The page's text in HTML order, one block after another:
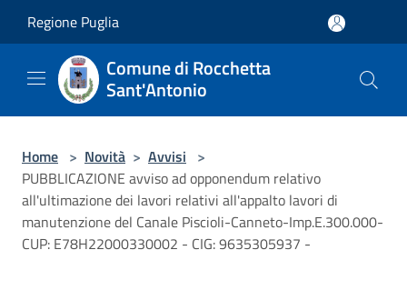
Regione Puglia
Comune di Rocchetta
Sant'Antonio
Home > Novità > Avvisi >
PUBBLICAZIONE avviso ad opponendum relativo
all'ultimazione dei lavori relativi all'appalto lavori di
manutenzione del Canale Piscioli-Canneto-Imp.E.300.000-
CUP: E78H22000330002 - CIG: 9635305937 -